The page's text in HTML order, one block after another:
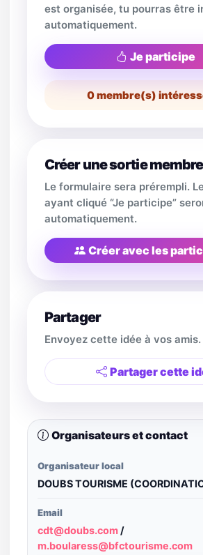
est organisée, tu pourras être
automatiquement.
Je participe
0membre(s)
Créer une sortie membre
Le formulaire sera prérempli.
ayant cliqué “Je participe”
automatiquement.
Créer avec les
Partager
Envoyez cette idée à vos amis.
Partager cette
Organisateurs et contact
Organisateur local
DOUBS TOURISME
Email
cdt@doubs.com /
m.boularess@bfctourisme.com